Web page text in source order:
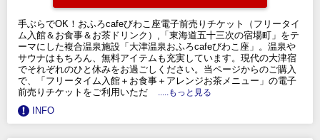
手ぶらでOK！おふろcafeびわこ座電子前売りチケット（フリータイ
ム入館＆お食事＆お茶ドリンク）,「東海道五十三次の宿場町」をテ
ーマにした複合温泉施設「大津温泉おふろcafeびわこ座」。温泉や
サウナはもちろん、無料アイテムも充実しています。現代の大津宿
でそれぞれのひと休みをお過ごしください。当ページからのご購入
で、「フリータイム入館＋お食事＋アレンジお茶メニュー」の電子
前売りチケットをご利用いただ
.....もっと見る
INFO